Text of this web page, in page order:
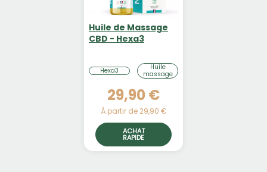
Huile de Massage
CBD - Hexa3
Hexa3
Huile
massage
29,90 €
À partir de 29,90 €
ACHAT
RAPIDE